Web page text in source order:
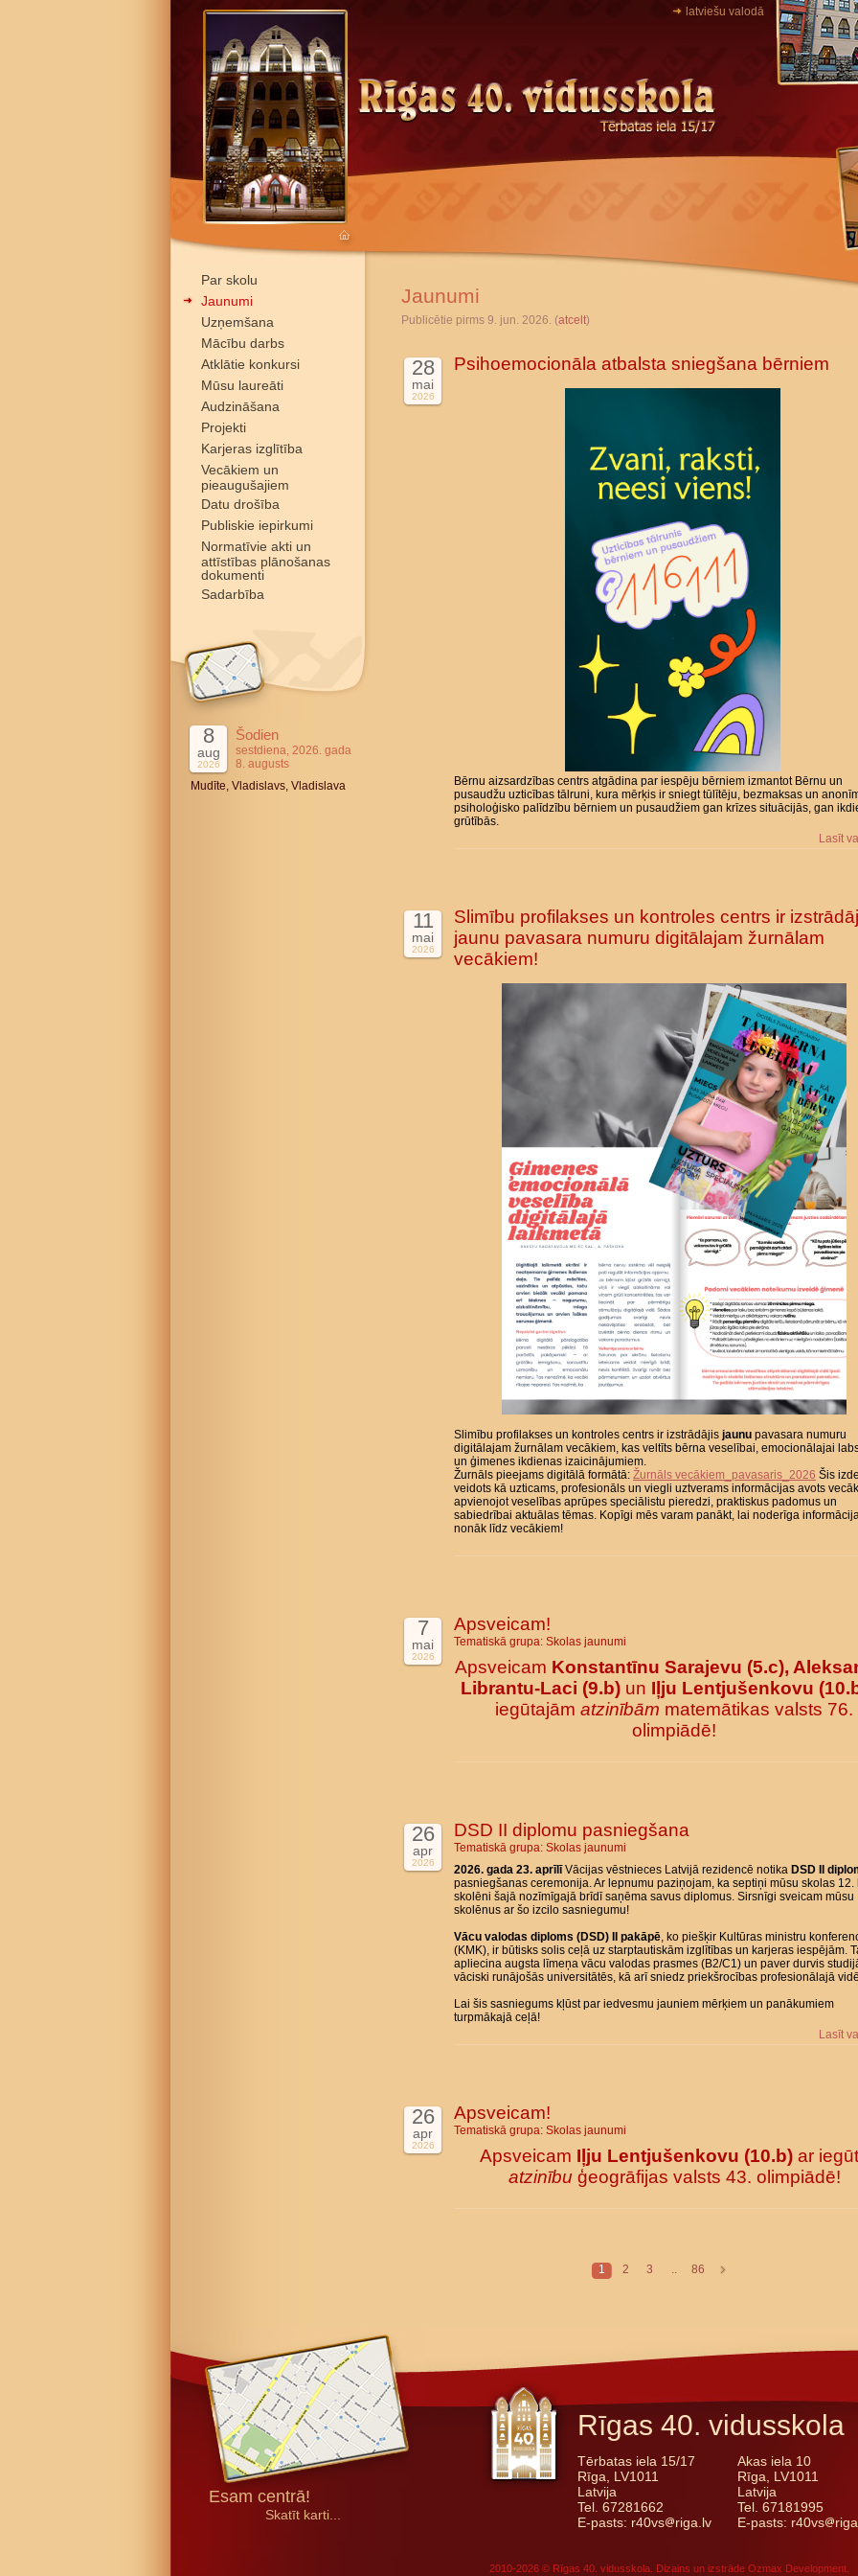
latviešu valodā
Par skolu
Jaunumi
Uzņemšana
Mācību darbs
Atklātie konkursi
Mūsu laureāti
Audzināšana
Projekti
Karjeras izglītība
Vecākiem un
pieaugušajiem
Datu drošība
Publiskie iepirkumi
Normatīvie akti un
attīstības plānošanas
dokumenti
Sadarbība
8
aug
2026
Šodien
sestdiena, 2026. gada
8. augusts
Mudīte, Vladislavs, Vladislava
Jaunumi
Publicētie pirms 9. jun. 2026. (atcelt)
28
mai
2026
Psihoemocionāla atbalsta sniegšana bērniem
Bērnu aizsardzības centrs atgādina par iespēju bērniem izmantot Bērnu un
pusaudžu uzticības tālruni, kura mērķis ir sniegt tūlītēju, bezmaksas un
psiholoģisko palīdzību bērniem un pusaudžiem gan krīzes situācijās, gan
grūtībās.
Lasīt
11
mai
2026
Slimību profilakses un kontroles centrs ir
jaunu pavasara numuru digitālajam žurnālam
vecākiem!
Slimību profilakses un kontroles centrs ir izstrādājis jaunu pavasara numuru
digitālajam žurnālam vecākiem, kas veltīts bērna veselībai, emocionālajai
un ģimenes ikdienas izaicinājumiem.
Žurnāls pieejams digitālā formātā: Žurnāls vecākiem_pavasaris_2026 Šis
veidots kā uzticams, profesionāls un viegli uztverams informācijas avots
apvienojot veselības aprūpes speciālistu pieredzi, praktiskus padomus un
sabiedrībai aktuālas tēmas. Kopīgi mēs varam panākt, lai noderīga
nonāk līdz vecākiem!
7
mai
2026
Apsveicam!
Tematiskā grupa: Skolas jaunumi
Apsveicam Konstantīnu Sarajevu (5.c),
Librantu-Laci (9.b)un Iļju Lentjušenkovu
iegūtajām atzinībām matemātikas valsts 76.
olimpiādē!
26
apr
2026
DSD II diplomu pasniegšana
Tematiskā grupa: Skolas jaunumi
2026. gada 23. aprīlīVācijas vēstnieces Latvijā rezidencē notika DSD II
pasniegšanas ceremonija. Ar lepnumu paziņojam, ka septiņi mūsu skolas 12.
skolēni šajā nozīmīgajā brīdī saņēma savus diplomus. Sirsnīgi sveicam mūsu
skolēnus ar šo izcilo sasniegumu!
Vācu valodas diploms (DSD) II pakāpē, ko piešķir Kultūras ministru
(KMK), ir būtisks solis ceļā uz starptautiskām izglītības un karjeras iespējām.
apliecina augsta līmeņa vācu valodas prasmes (B2/C1) un paver durvis
vāciski runājošās universitātēs, kā arī sniedz priekšrocības profesionālajā
Lai šis sasniegums kļūst par iedvesmu jauniem mērķiem un panākumiem
turpmākajā ceļā!
Lasīt
26
apr
2026
Apsveicam!
Tematiskā grupa: Skolas jaunumi
Apsveicam Iļju Lentjušenkovu (10.b)ar
atzinību ģeogrāfijas valsts 43. olimpiādē!
1 2 3 .. 86
Esam centrā!
Skatīt karti...
Rīgas 40. vidusskola
Tērbatas iela 15/17
Rīga, LV1011
Latvija
Tel. 67281662
E-pasts: r40vs
riga.lv
Akas iela 10
Rīga, LV1011
Latvija
Tel. 67181995
E-pasts: r40vs
2010-2026 © Rīgas 40. vidusskola. Dizains un izstrāde Ozmax Development